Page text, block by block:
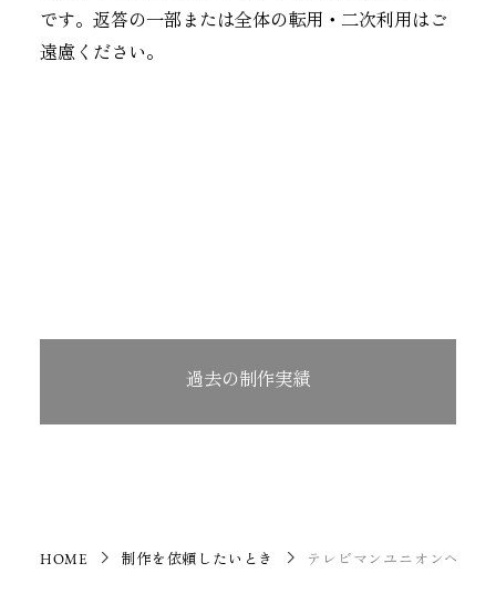
です。返答の一部または全体の転用・二次利用はご
遠慮ください。
過去の制作実績
HOME 制作を依頼したいとき テレビマンユニオンへの依